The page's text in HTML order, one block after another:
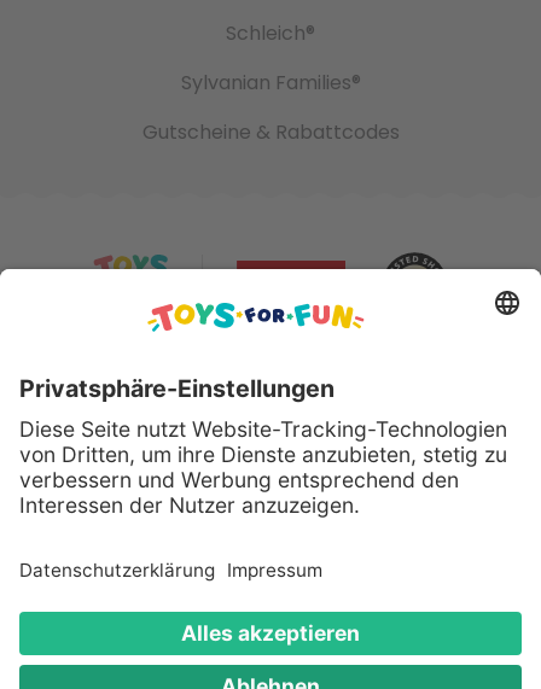
Schleich®
Sylvanian Families®
Gutscheine & Rabattcodes
Sicher bezahlen mit:
Alle genannten Produkte und Logos sind eingetragene
Warenzeichen der jeweiligen Hersteller.
Copyright © 2008 - 2026 Toys for Fun GmbH - Alle
Rechte vorbehalten